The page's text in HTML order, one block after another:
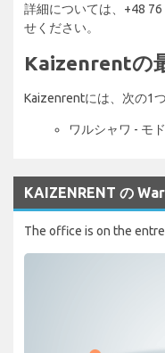
詳細については、+48
せください。
Kaizenrentの
Kaizenrentには、次の1
ワルシャワ - モ
KAIZENRENT の
The office is on the